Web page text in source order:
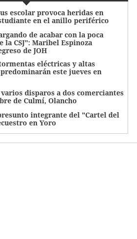
escolar provoca heridas en
en el anillo periférico
de acabar con la poca
la CSJ": Maribel Espinoza
de JOH
eléctricas y altas
este jueves en
disparos a dos comerciantes
de Culmí, Olancho
integrante del "Cartel del
en Yoro